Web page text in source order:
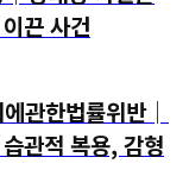
끈 사건
관한법률위반│
관적 복용, 감형